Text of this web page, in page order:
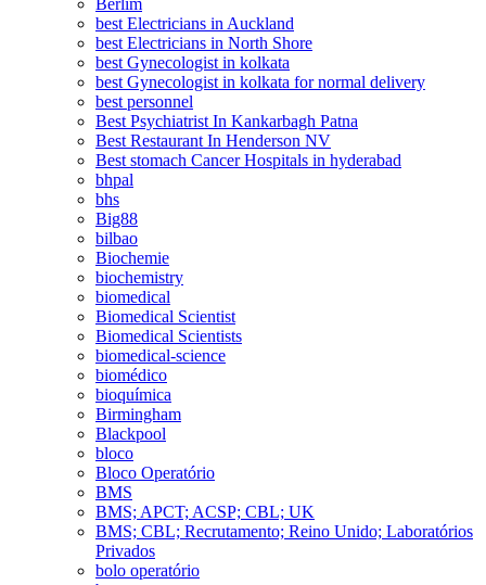
best Electricians in Auckland
best Electricians in North Shore
best Gynecologist in kolkata
best Gynecologist in kolkata for normal delivery
best personnel
Best Psychiatrist In Kankarbagh Patna
Best Restaurant In Henderson NV
Best stomach Cancer Hospitals in hyderabad
bhpal
bhs
Big88
bilbao
Biochemie
biochemistry
biomedical
Biomedical Scientist
Biomedical Scientists
biomedical-science
biomédico
bioquímica
Birmingham
Blackpool
bloco
Bloco Operatório
BMS
BMS; APCT; ACSP; CBL; UK
BMS; CBL; Recrutamento; Reino Unido; Laboratórios
Privados
bolo operatório